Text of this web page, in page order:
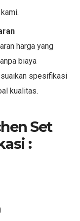
harga yang
biaya
spesifikasi
kualitas.
Set
: